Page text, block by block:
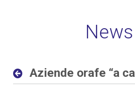
digitali cheNews